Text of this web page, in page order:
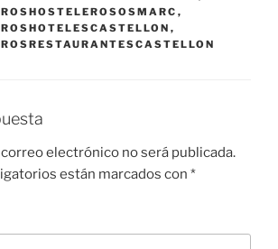
,
,
electrónico no será publicada.
están marcados con *